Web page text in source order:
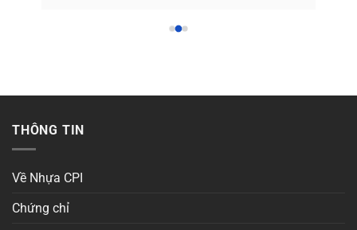
THÔNG TIN
Về Nhựa CPI
Chứng chỉ